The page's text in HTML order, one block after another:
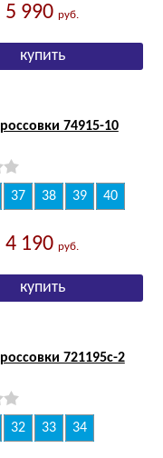
5 990руб.
74915-10
37 38 39 40
4 190руб.
721195с-2
32 33 34